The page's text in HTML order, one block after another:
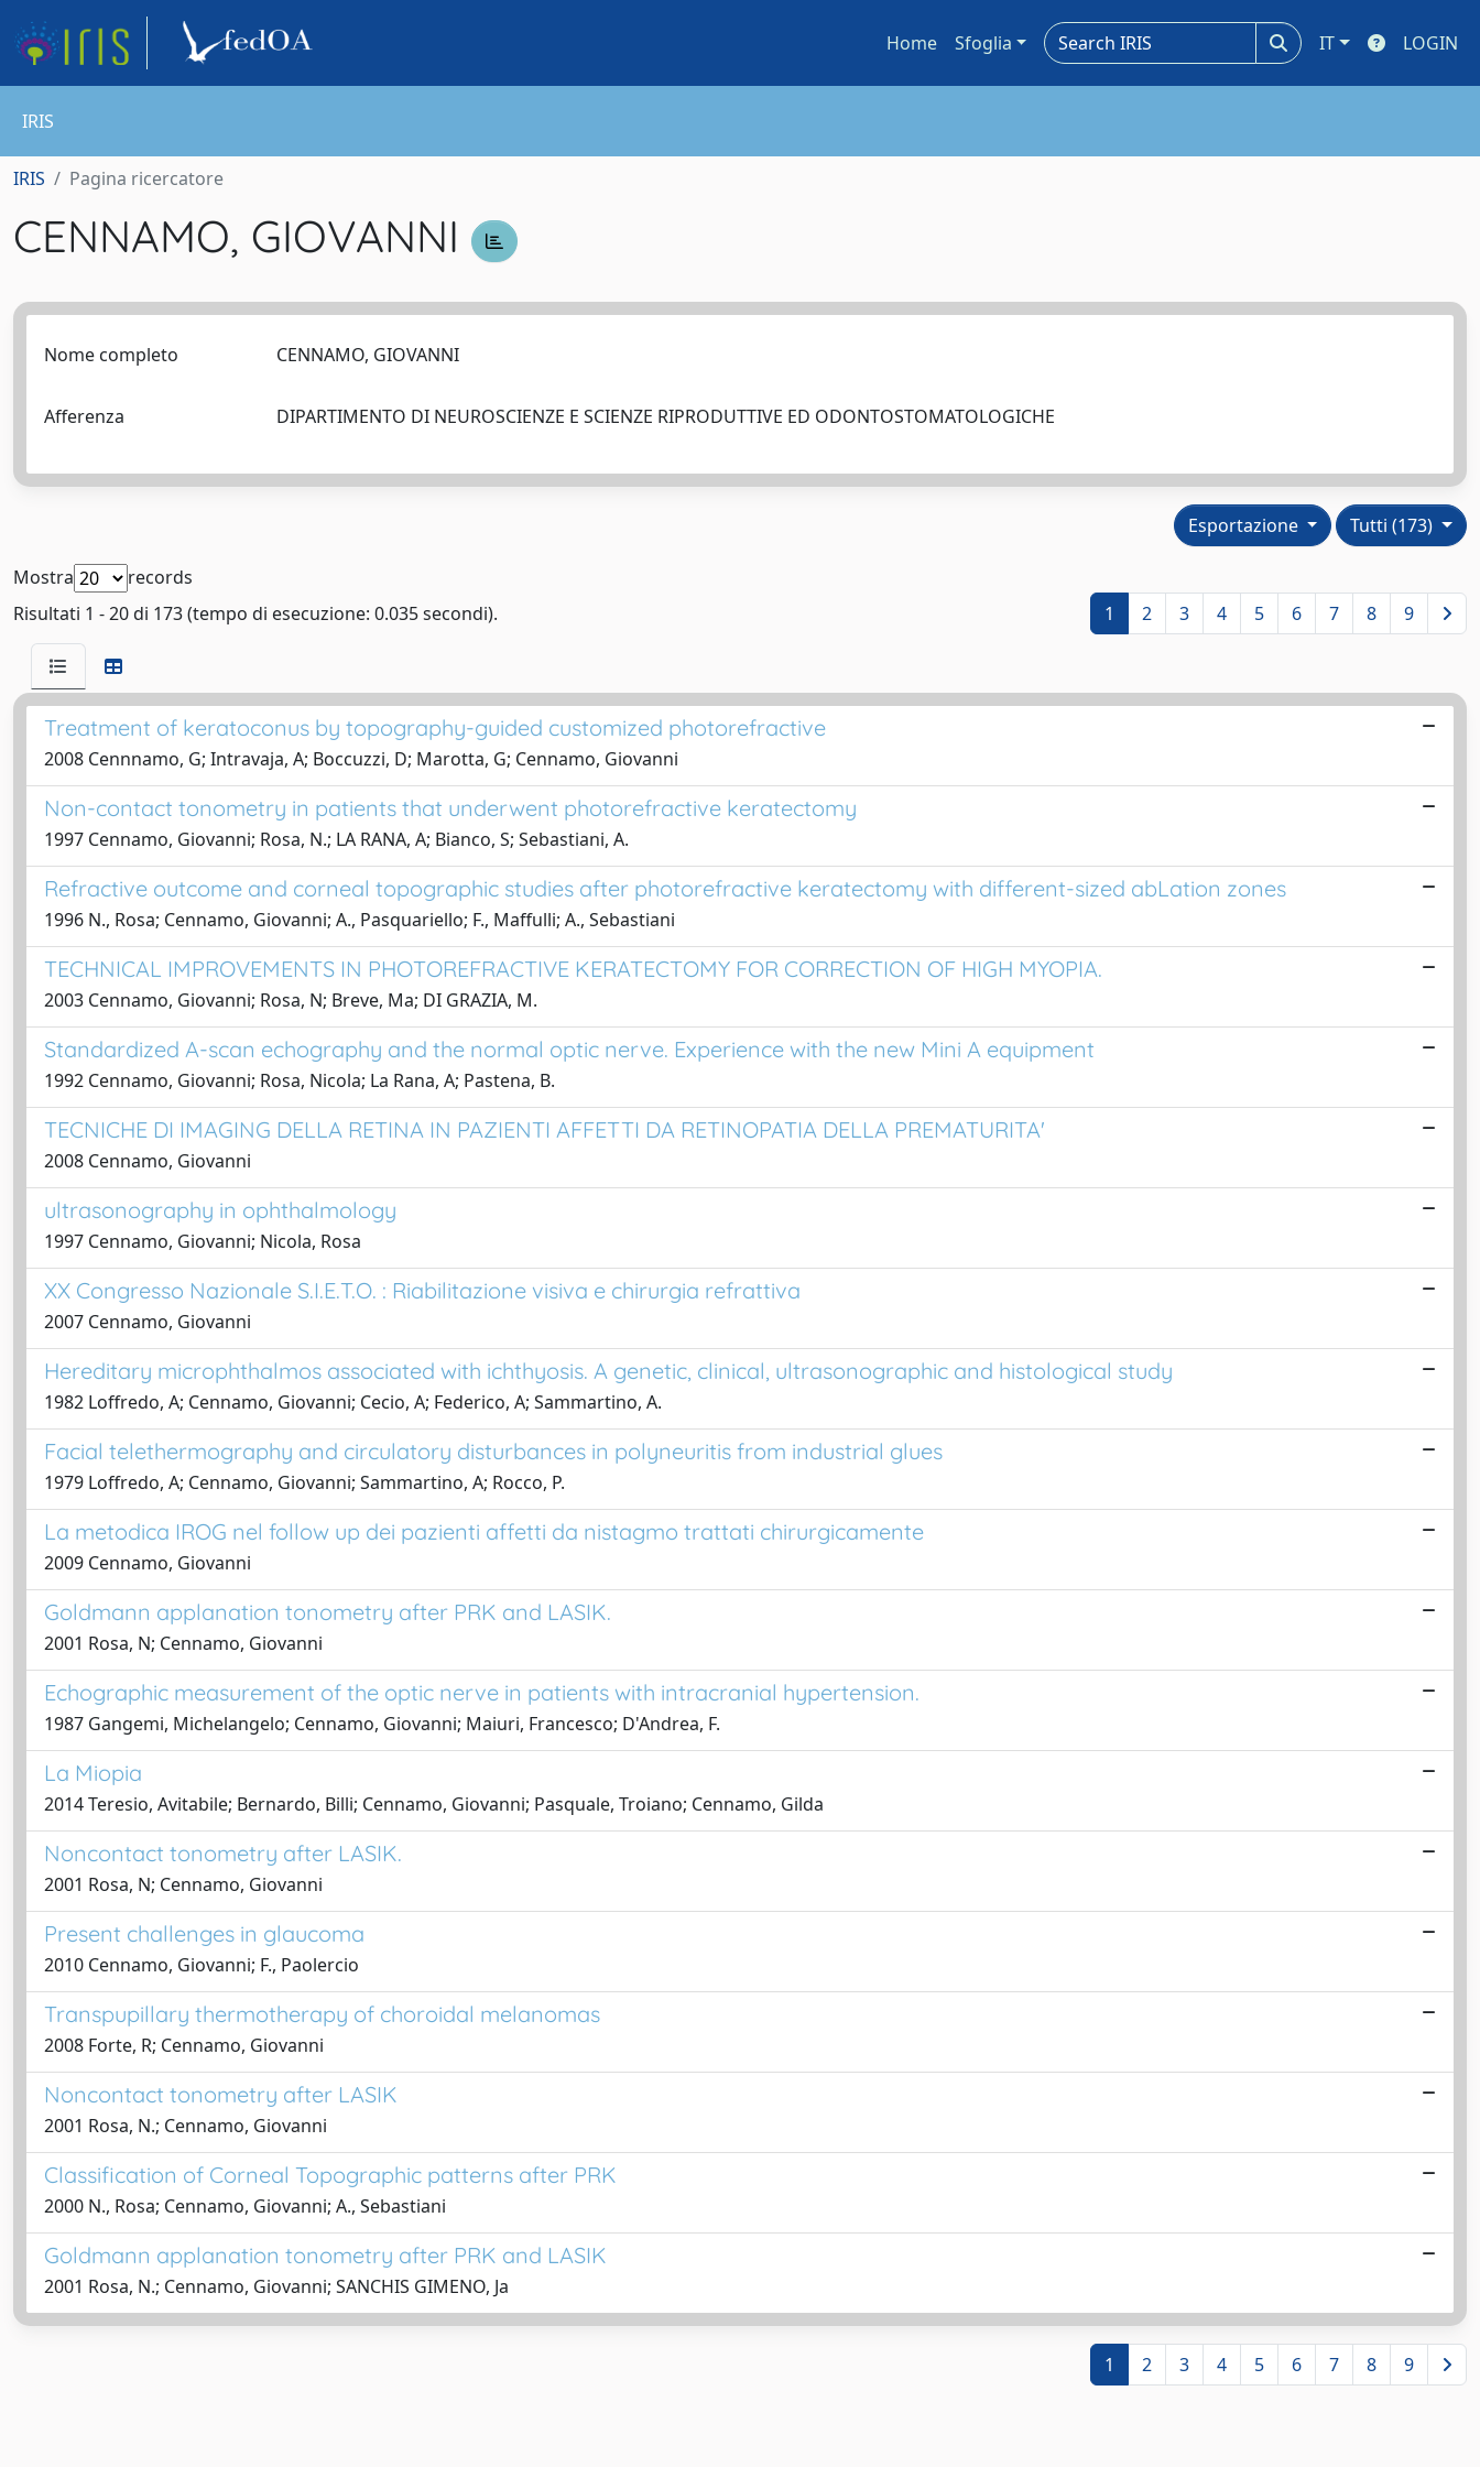
Home Sfoglia IT LOGIN
IRIS
IRIS Pagina ricercatore
CENNAMO, GIOVANNI
Nome completo CENNAMO, GIOVANNI
Afferenza DIPARTIMENTO DI NEUROSCIENZE E SCIENZE RIPRODUTTIVE ED ODONTOSTOMATOLOGICHE
Tutti (173)
Esportazione
Mostra
records
Risultati 1 - 20 di 173 (tempo di esecuzione: 0.035 secondi).
1 2 3 4 5 6 7 8 9
Treatment of keratoconus by topography-guided customized photorefractive
2008 Cennnamo, G; Intravaja, A; Boccuzzi, D; Marotta, G; Cennamo, Giovanni
Non-contact tonometry in patients that underwent photorefractive keratectomy
1997 Cennamo, Giovanni; Rosa, N.; LA RANA, A; Bianco, S; Sebastiani, A.
Refractive outcome and corneal topographic studies after photorefractive keratectomy with different-sized abLation zones
1996 N., Rosa; Cennamo, Giovanni; A., Pasquariello; F., Maffulli; A., Sebastiani
TECHNICAL IMPROVEMENTS IN PHOTOREFRACTIVE KERATECTOMY FOR CORRECTION OF HIGH MYOPIA.
2003 Cennamo, Giovanni; Rosa, N; Breve, Ma; DI GRAZIA, M.
Standardized A-scan echography and the normal optic nerve. Experience with the new Mini A equipment
1992 Cennamo, Giovanni; Rosa, Nicola; La Rana, A; Pastena, B.
TECNICHE DI IMAGING DELLA RETINA IN PAZIENTI AFFETTI DA RETINOPATIA DELLA PREMATURITA'
2008 Cennamo, Giovanni
ultrasonography in ophthalmology
1997 Cennamo, Giovanni; Nicola, Rosa
XX Congresso Nazionale S.I.E.T.O. : Riabilitazione visiva e chirurgia refrattiva
2007 Cennamo, Giovanni
Hereditary microphthalmos associated with ichthyosis. A genetic, clinical, ultrasonographic and histological study
1982 Loffredo, A; Cennamo, Giovanni; Cecio, A; Federico, A; Sammartino, A.
Facial telethermography and circulatory disturbances in polyneuritis from industrial glues
1979 Loffredo, A; Cennamo, Giovanni; Sammartino, A; Rocco, P.
La metodica IROG nel follow up dei pazienti affetti da nistagmo trattati chirurgicamente
2009 Cennamo, Giovanni
Goldmann applanation tonometry after PRK and LASIK.
2001 Rosa, N; Cennamo, Giovanni
Echographic measurement of the optic nerve in patients with intracranial hypertension.
1987 Gangemi, Michelangelo; Cennamo, Giovanni; Maiuri, Francesco; D'Andrea, F.
La Miopia
2014 Teresio, Avitabile; Bernardo, Billi; Cennamo, Giovanni; Pasquale, Troiano; Cennamo, Gilda
Noncontact tonometry after LASIK.
2001 Rosa, N; Cennamo, Giovanni
Present challenges in glaucoma
2010 Cennamo, Giovanni; F., Paolercio
Transpupillary thermotherapy of choroidal melanomas
2008 Forte, R; Cennamo, Giovanni
Noncontact tonometry after LASIK
2001 Rosa, N.; Cennamo, Giovanni
Classification of Corneal Topographic patterns after PRK
2000 N., Rosa; Cennamo, Giovanni; A., Sebastiani
Goldmann applanation tonometry after PRK and LASIK
2001 Rosa, N.; Cennamo, Giovanni; SANCHIS GIMENO, Ja
1 2 3 4 5 6 7 8 9